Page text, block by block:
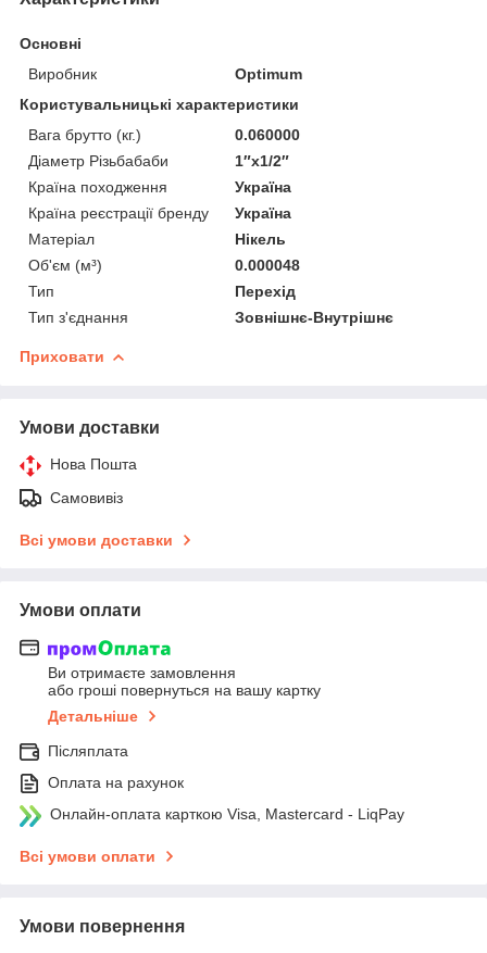
Основні
Виробник
Optimum
Користувальницькі характеристики
Вага брутто (кг.)
0.060000
Діаметр Різьбабаби
1″x1/2″
Країна походження
Україна
Країна реєстрації бренду
Україна
Матеріал
Нікель
Об'єм (м³)
0.000048
Тип
Перехід
Тип з'єднання
Зовнішнє-Внутрішнє
Приховати
Умови доставки
Нова Пошта
Самовивіз
Всі умови доставки
Умови оплати
Ви отримаєте замовлення
або гроші повернуться на вашу картку
Детальніше
Післяплата
Оплата на рахунок
Онлайн-оплата карткою Visa, Mastercard - LiqPay
Всі умови оплати
Умови повернення